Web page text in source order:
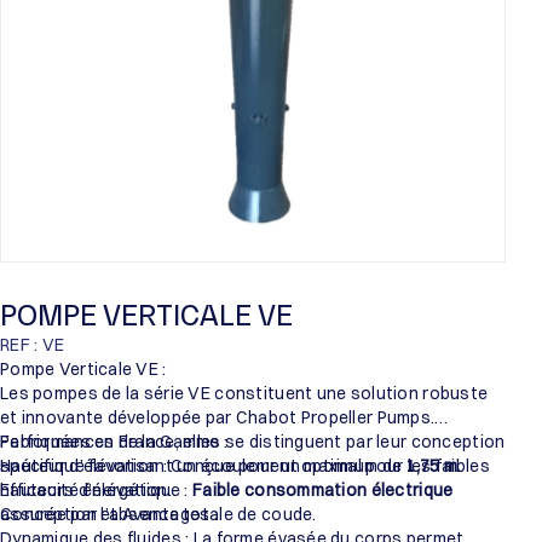
POMPE VERTICALE VE
REF : VE
Pompe Verticale VE :
Les pompes de la série VE constituent une solution robuste
et innovante développée par Chabot Propeller Pumps.
Fabriquées en France, elles se distinguent par leur conception
spécifique favorisant un écoulement optimal pour les faibles
hauteurs d’élévation.
Performances de la Gamme :
Hauteur d’élévation : Conçue pour un maximum de 1,75 m.
Efficacité énergétique : Faible consommation électrique
assurée par l’absence totale de coude.
Conception et Avantages :